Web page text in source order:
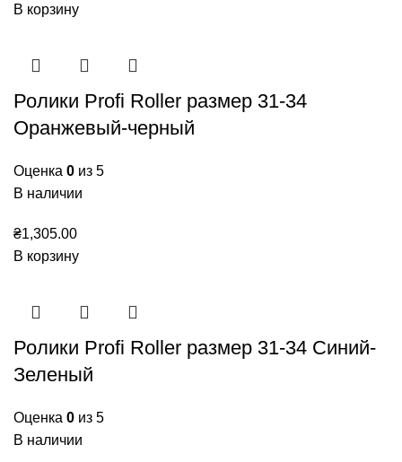
В корзину
Ролики Profi Roller размер 31-34
Оранжевый-черный
Оценка 0 из 5
В наличии
₴1,305.00
В корзину
Ролики Profi Roller размер 31-34 Синий-
Зеленый
Оценка 0 из 5
В наличии